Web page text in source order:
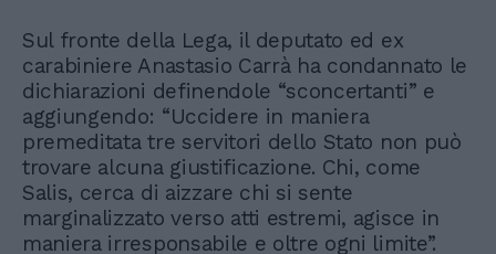
Sul fronte della Lega, il deputato ed ex
carabiniere Anastasio Carrà ha condannato le
dichiarazioni definendole “sconcertanti” e
aggiungendo: “Uccidere in maniera
premeditata tre servitori dello Stato non può
trovare alcuna giustificazione. Chi, come
Salis, cerca di aizzare chi si sente
marginalizzato verso atti estremi, agisce in
maniera irresponsabile e oltre ogni limite”.